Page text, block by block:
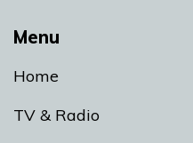
Menu
Home
TV & Radio